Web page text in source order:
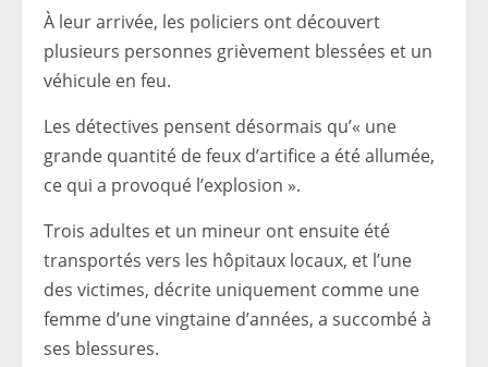
À leur arrivée, les policiers ont découvert
plusieurs personnes grièvement blessées et un
véhicule en feu.
Les détectives pensent désormais qu’« une
grande quantité de feux d’artifice a été allumée,
ce qui a provoqué l’explosion ».
Trois adultes et un mineur ont ensuite été
transportés vers les hôpitaux locaux, et l’une
des victimes, décrite uniquement comme une
femme d’une vingtaine d’années, a succombé à
ses blessures.